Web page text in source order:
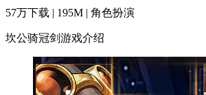
57万下载 | 195M | 角色扮演
坎公骑冠剑游戏介绍